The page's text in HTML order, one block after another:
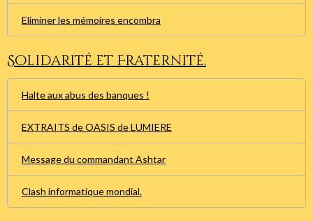
Eliminer les mémoires encombra
Solidarité et Fraternité.
Halte aux abus des banques !
EXTRAITS de OASIS de LUMIERE
Message du commandant Ashtar
Clash informatique mondial.